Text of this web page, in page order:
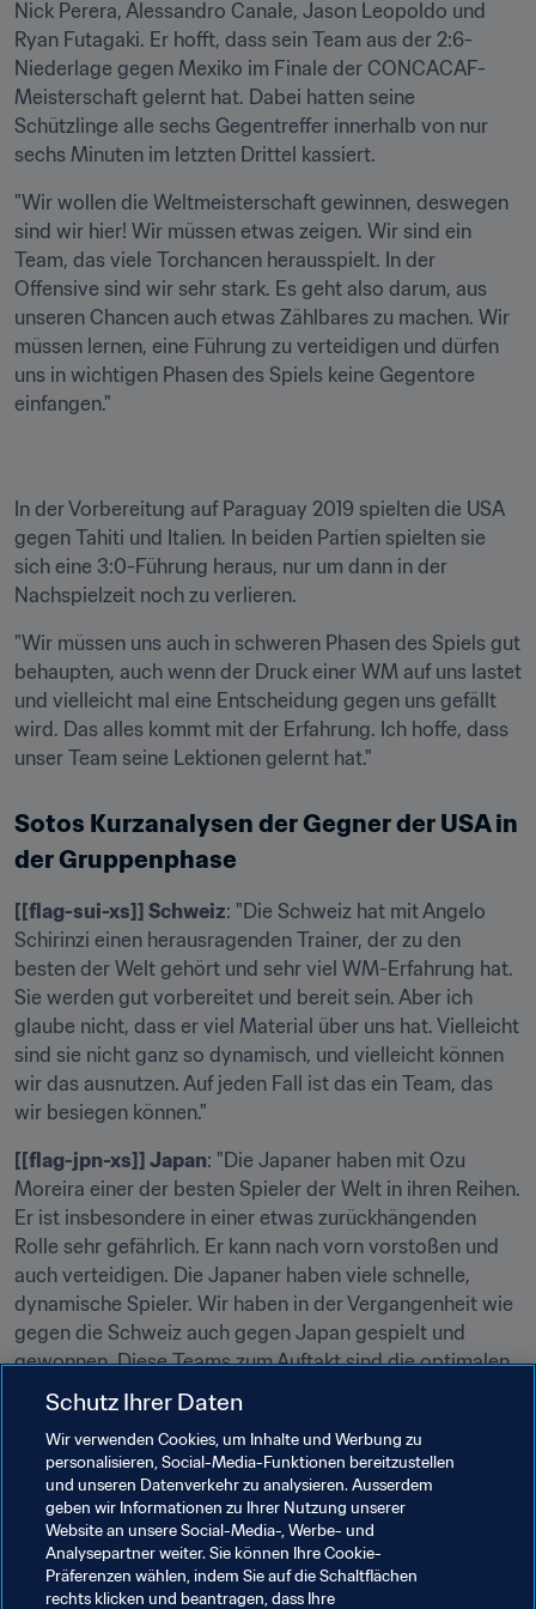
Nick Perera, Alessandro Canale, Jason Leopoldo und
Ryan Futagaki. Er hofft, dass sein Team aus der 2:6-
Niederlage gegen Mexiko im Finale der CONCACAF-
Meisterschaft gelernt hat. Dabei hatten seine
Schützlinge alle sechs Gegentreffer innerhalb von nur
sechs Minuten im letzten Drittel kassiert.
"Wir wollen die Weltmeisterschaft gewinnen, deswegen
sind wir hier! Wir müssen etwas zeigen. Wir sind ein
Team, das viele Torchancen herausspielt. In der
Offensive sind wir sehr stark. Es geht also darum, aus
unseren Chancen auch etwas Zählbares zu machen. Wir
müssen lernen, eine Führung zu verteidigen und dürfen
uns in wichtigen Phasen des Spiels keine Gegentore
einfangen."
In der Vorbereitung auf Paraguay 2019 spielten die USA
gegen Tahiti und Italien. In beiden Partien spielten sie
sich eine 3:0-Führung heraus, nur um dann in der
Nachspielzeit noch zu verlieren.
"Wir müssen uns auch in schweren Phasen des Spiels gut
behaupten, auch wenn der Druck einer WM auf uns lastet
und vielleicht mal eine Entscheidung gegen uns gefällt
wird. Das alles kommt mit der Erfahrung. Ich hoffe, dass
unser Team seine Lektionen gelernt hat."
Sotos Kurzanalysen der Gegner der USA in
der Gruppenphase
[[flag-sui-xs]] Schweiz: "Die Schweiz hat mit Angelo
Schirinzi einen herausragenden Trainer, der zu den
besten der Welt gehört und sehr viel WM-Erfahrung hat.
Sie werden gut vorbereitet und bereit sein. Aber ich
glaube nicht, dass er viel Material über uns hat. Vielleicht
sind sie nicht ganz so dynamisch, und vielleicht können
wir das ausnutzen. Auf jeden Fall ist das ein Team, das
wir besiegen können."
[[flag-jpn-xs]] Japan: "Die Japaner haben mit Ozu
Moreira einer der besten Spieler der Welt in ihren Reihen.
Er ist insbesondere in einer etwas zurückhängenden
Rolle sehr gefährlich. Er kann nach vorn vorstoßen und
auch verteidigen. Die Japaner haben viele schnelle,
dynamische Spieler. Wir haben in der Vergangenheit wie
gegen die Schweiz auch gegen Japan gespielt und
gewonnen. Diese Teams zum Auftakt sind die optimalen
Gegner."
[[flag-par-xs]] Paraguay: "Das wird sicher das
schwierigste Spiel, gegen die Gastgeber. Ich kenne sie
nicht besonders gut. Wir haben noch nie gegen
Paraguay gespielt. Als Heimteam werden sie das
Publikum sozusagen als sechsten Mann im Rücken
haben."
Schutz Ihrer Daten
Wir verwenden Cookies, um Inhalte und Werbung zu
personalisieren, Social-Media-Funktionen bereitzustellen
und unseren Datenverkehr zu analysieren. Ausserdem
geben wir Informationen zu Ihrer Nutzung unserer
Website an unsere Social-Media-, Werbe- und
Analysepartner weiter. Sie können Ihre Cookie-
Präferenzen wählen, indem Sie auf die Schaltflächen
rechts klicken und beantragen, dass Ihre